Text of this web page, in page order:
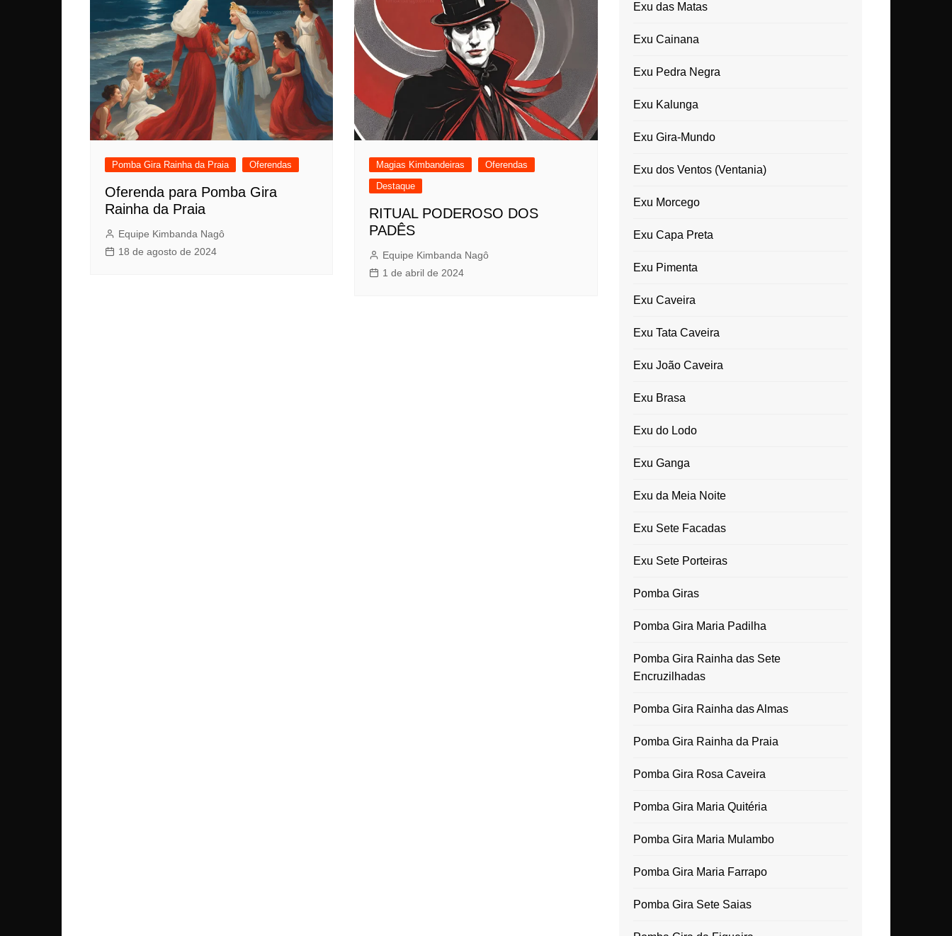
Pomba Gira Rainha da Praia Oferendas
Oferenda para Pomba Gira
Rainha da Praia
Equipe Kimbanda Nagô
18 de agosto de 2024
Magias Kimbandeiras
Oferendas
Destaque
RITUAL PODEROSO DOS
PADÊS
Equipe Kimbanda Nagô
1 de abril de 2024
Exu das Matas
Exu Cainana
Exu Pedra Negra
Exu Kalunga
Exu Gira-Mundo
Exu dos Ventos (Ventania)
Exu Morcego
Exu Capa Preta
Exu Pimenta
Exu Caveira
Exu Tata Caveira
Exu João Caveira
Exu Brasa
Exu do Lodo
Exu Ganga
Exu da Meia Noite
Exu Sete Facadas
Exu Sete Porteiras
Pomba Giras
Pomba Gira Maria Padilha
Pomba Gira Rainha das Sete
Encruzilhadas
Pomba Gira Rainha das Almas
Pomba Gira Rainha da Praia
Pomba Gira Rosa Caveira
Pomba Gira Maria Quitéria
Pomba Gira Maria Mulambo
Pomba Gira Maria Farrapo
Pomba Gira Sete Saias